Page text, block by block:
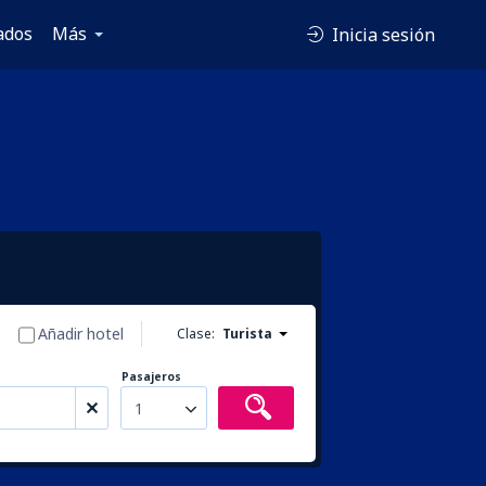
Más Inicia sesión
Clase: Turista
Añadir hotel
Pasajeros
1